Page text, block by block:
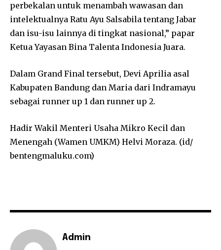
perbekalan untuk menambah wawasan dan
intelektualnya Ratu Ayu Salsabila tentang Jabar
dan isu-isu lainnya di tingkat nasional,” papar
Ketua Yayasan Bina Talenta Indonesia Juara.
Dalam Grand Final tersebut, Devi Aprilia asal
Kabupaten Bandung dan Maria dari Indramayu
sebagai runner up 1 dan runner up 2.
Hadir Wakil Menteri Usaha Mikro Kecil dan
Menengah (Wamen UMKM) Helvi Moraza. (id/
bentengmaluku.com)
Admin